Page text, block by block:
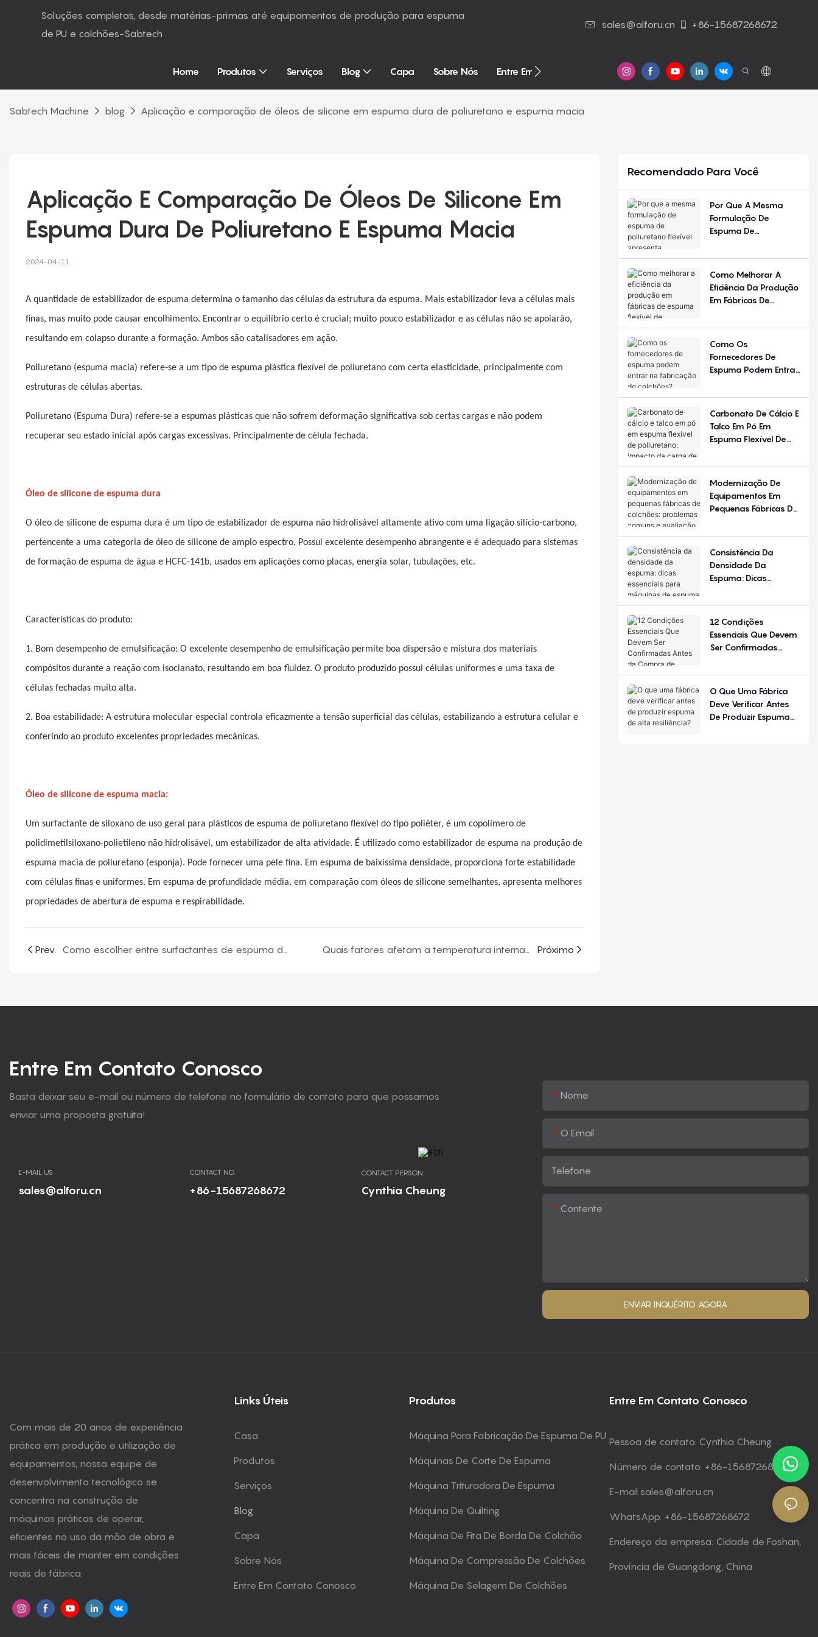
Soluções completas, desde matérias-primas até equipamentos de produção para espuma
de PU e colchões-Sabtech
sales@alforu.cn +86-15687268672
Home Produtos Serviços Blog Capa Sobre Nós Entre Em Contato Conosco
Sabtech Machine blog Aplicação e comparação de óleos de silicone em espuma dura de poliuretano e espuma macia
Aplicação E Comparação De Óleos De Silicone Em
Espuma Dura De Poliuretano E Espuma Macia
2024-04-11
A quantidade de estabilizador de espuma determina o tamanho das células da estrutura da espuma. Mais estabilizador leva a células mais
finas, mas muito pode causar encolhimento. Encontrar o equilíbrio certo é crucial; muito pouco estabilizador e as células não se apoiarão,
resultando em colapso durante a formação. Ambos são catalisadores em ação.
Poliuretano (espuma macia) refere-se a um tipo de espuma plástica flexível de poliuretano com certa elasticidade, principalmente com
estruturas de células abertas.
Poliuretano (Espuma Dura) refere-se a espumas plásticas que não sofrem deformação significativa sob certas cargas e não podem
recuperar seu estado inicial após cargas excessivas. Principalmente de célula fechada.
Óleo de silicone de espuma dura
O óleo de silicone de espuma dura é um tipo de estabilizador de espuma não hidrolisável altamente ativo com uma ligação silício-carbono,
pertencente a uma categoria de óleo de silicone de amplo espectro. Possui excelente desempenho abrangente e é adequado para sistemas
de formação de espuma de água e HCFC-141b, usados ​​em aplicações como placas, energia solar, tubulações, etc.
Características do produto:
1. Bom desempenho de emulsificação: O excelente desempenho de emulsificação permite boa dispersão e mistura dos materiais
compósitos durante a reação com isocianato, resultando em boa fluidez. O produto produzido possui células uniformes e uma taxa de
células fechadas muito alta.
2. Boa estabilidade: A estrutura molecular especial controla eficazmente a tensão superficial das células, estabilizando a estrutura celular e
conferindo ao produto excelentes propriedades mecânicas.
Óleo de silicone de espuma macia:
Um surfactante de siloxano de uso geral para plásticos de espuma de poliuretano flexível do tipo poliéter, é um copolímero de
polidimetilsiloxano-polietileno não hidrolisável, um estabilizador de alta atividade. É utilizado como estabilizador de espuma na produção de
espuma macia de poliuretano (esponja). Pode fornecer uma pele fina. Em espuma de baixíssima densidade, proporciona forte estabilidade
com células finas e uniformes. Em espuma de profundidade média, em comparação com óleos de silicone semelhantes, apresenta melhores
propriedades de abertura de espuma e respirabilidade.
Prev. Como escolher entre surfactantes de espuma dura e surfactantes de espuma macia? Quais fatores afetam a temperatura interna da espuma macia de poliuretano? Próximo
Recomendado Para Você
Por Que A Mesma
Formulação De
Espuma De
Apresenta
Diferente Em
Diferentes Estações
Como Melhorar A
Eficiência Da Produção
Em Fábricas De
Poliuretano?
Como Os
Fornecedores De
Espuma Podem Entrar
Colchões?
Carbonato De Cálcio E
Talco Em Pó Em
Espuma Flexível De
Da Carga De
Modernização De
Equipamentos Em
Pequenas Fábricas De
Comuns E Avaliação
De Configuração.
Consistência Da
Densidade Da
Espuma: Dicas
Máquinas De Espuma
De Poliuretano
12 Condições
Essenciais Que Devem
Ser Confirmadas
Equipamentos Para
O Que Uma Fábrica
Deve Verificar Antes
De Produzir Espuma
Entre Em Contato Conosco
Basta deixar seu e-mail ou número de telefone no formulário de contato para que possamos
enviar uma proposta gratuita!
E-MAIL US
sales@alforu.cn
CONTACT NO.
+86-15687268672
CONTACT PERSON:
Cynthia Cheung
Nome
O Email
Telefone
Contente
ENVIAR INQUÉRITO AGORA
Com mais de 20 anos de experiência
prática em produção e utilização de
equipamentos, nossa equipe de
desenvolvimento tecnológico se
concentra na construção de
máquinas práticas de operar,
eficientes no uso da mão de obra e
mais fáceis de manter em condições
reais de fábrica.
Links Úteis
Casa
Produtos
Serviços
Blog
Capa
Sobre Nós
Entre Em Contato Conosco
Produtos
Máquina Para Fabricação De Espuma De PU
Máquinas De Corte De Espuma
Máquina Trituradora De Espuma
Máquina De Quilting
Máquina De Fita De Borda De Colchão
Máquina De Compressão De Colchões
Máquina De Selagem De Colchões
Entre Em Contato Conosco
Pessoa de contato: Cynthia Cheung
Número de contato: +86-15687268672
E-mail:sales@alforu.cn
WhatsApp: +86-15687268672
Endereço da empresa: Cidade de Foshan,
Província de Guangdong, China